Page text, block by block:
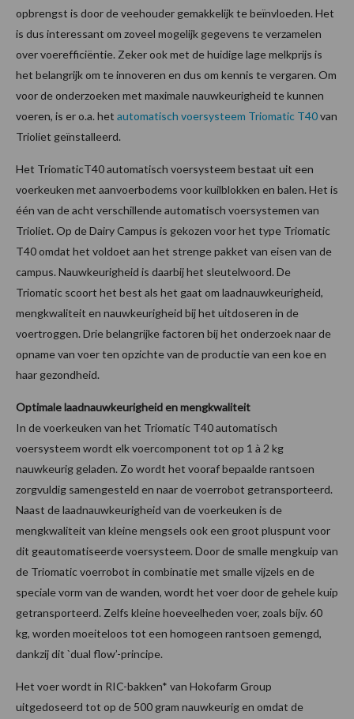
opbrengst is door de veehouder gemakkelijk te beïnvloeden. Het
is dus interessant om zoveel mogelijk gegevens te verzamelen
over voerefficiëntie. Zeker ook met de huidige lage melkprijs is
het belangrijk om te innoveren en dus om kennis te vergaren. Om
voor de onderzoeken met maximale nauwkeurigheid te kunnen
voeren, is er o.a. het automatisch voersysteem Triomatic T40van
Trioliet geïnstalleerd.
Het TriomaticT40 automatisch voersysteem bestaat uit een
voerkeuken met aanvoerbodems voor kuilblokken en balen. Het is
één van de acht verschillende automatisch voersystemen van
Trioliet. Op de Dairy Campus is gekozen voor het type Triomatic
T40 omdat het voldoet aan het strenge pakket van eisen van de
campus. Nauwkeurigheid is daarbij het sleutelwoord. De
Triomatic scoort het best als het gaat om laadnauwkeurigheid,
mengkwaliteit en nauwkeurigheid bij het uitdoseren in de
voertroggen. Drie belangrijke factoren bij het onderzoek naar de
opname van voer ten opzichte van de productie van een koe en
haar gezondheid.
Optimale laadnauwkeurigheid en mengkwaliteit
In de voerkeuken van het Triomatic T40 automatisch
voersysteem wordt elk voercomponent tot op 1 à 2 kg
nauwkeurig geladen. Zo wordt het vooraf bepaalde rantsoen
zorgvuldig samengesteld en naar de voerrobot getransporteerd.
Naast de laadnauwkeurigheid van de voerkeuken is de
mengkwaliteit van kleine mengsels ook een groot pluspunt voor
dit geautomatiseerde voersysteem. Door de smalle mengkuip van
de Triomatic voerrobot in combinatie met smalle vijzels en de
speciale vorm van de wanden, wordt het voer door de gehele kuip
getransporteerd. Zelfs kleine hoeveelheden voer, zoals bijv. 60
kg, worden moeiteloos tot een homogeen rantsoen gemengd,
dankzij dit `dual flow’-principe.
Het voer wordt in RIC-bakken* van Hokofarm Group
uitgedoseerd tot op de 500 gram nauwkeurig en omdat de